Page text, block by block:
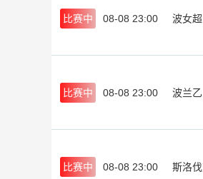
比赛中 08-08 23:00 波女超
比赛中 08-08 23:00 波兰乙
比赛中 08-08 23:00
斯洛